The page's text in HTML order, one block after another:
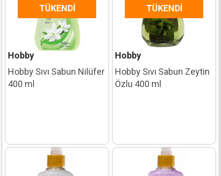
TÜKENDI
Hobby
Hobby Sıvı Sabun Nilüfer
400 ml
TÜKENDI
Hobby
Hobby Sıvı Sabun Zeytin
Özlu 400 ml